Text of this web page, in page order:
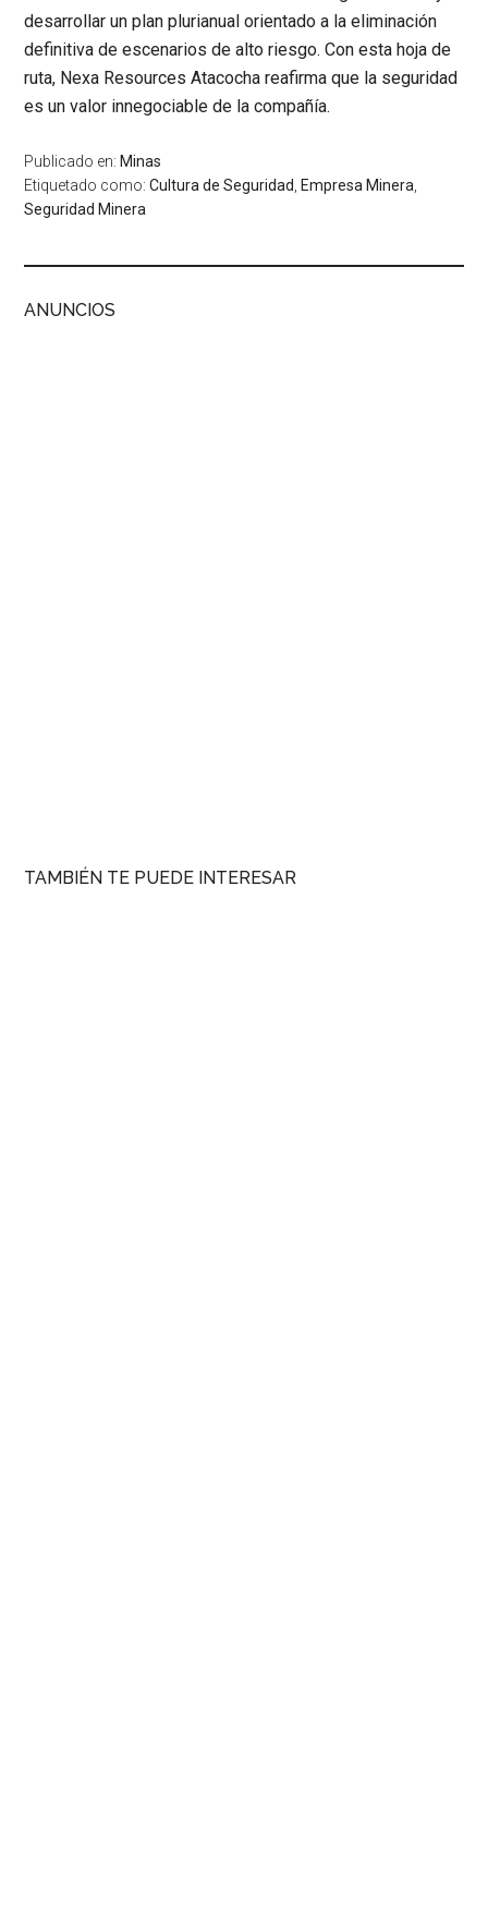
desarrollar un plan plurianual orientado a la eliminación
definitiva de escenarios de alto riesgo. Con esta hoja de
ruta, Nexa Resources Atacocha reafirma que la seguridad
es un valor innegociable de la compañía.
Publicado en: Minas
Etiquetado como:Cultura de Seguridad, Empresa Minera,
Seguridad Minera
ANUNCIOS
TAMBIÉN TE PUEDE INTERESAR